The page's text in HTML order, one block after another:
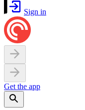
Sign in
Get the app